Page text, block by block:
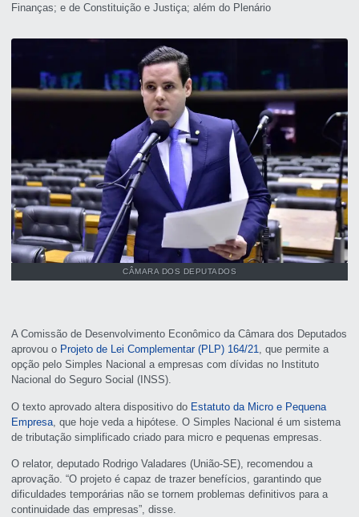
Finanças; e de Constituição e Justiça; além do Plenário
CÂMARA DOS DEPUTADOS
A Comissão de Desenvolvimento Econômico da Câmara dos Deputados
aprovou o Projeto de Lei Complementar (PLP) 164/21, que permite a
opção peloSimples Nacional a empresas com dívidas no Instituto
Nacional do Seguro Social (INSS).
O texto aprovado altera dispositivo do Estatuto da Micro e Pequena
Empresa , que hoje veda a hipótese. O Simples Nacional é um sistema
de tributação simplificado criado para micro e pequenas empresas.
O relator, deputado Rodrigo Valadares (União-SE), recomendou a
aprovação. “O projeto é capaz de trazer benefícios, garantindo que
dificuldades temporárias não se tornem problemas definitivos para a
continuidade das empresas”, disse.